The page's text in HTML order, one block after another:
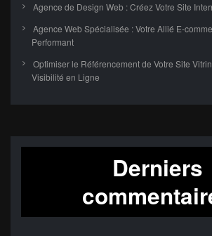
Agence de Design Web : Créez Votre Site
Agence Web Spécialisée : Votre Allié E-
Performant
Optimiser le Référencement de Votre Site
Visibilité en Ligne
Derniers